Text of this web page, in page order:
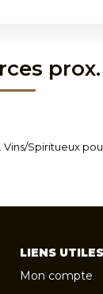
Spiritueux
LIENS UTILES
Mon compte